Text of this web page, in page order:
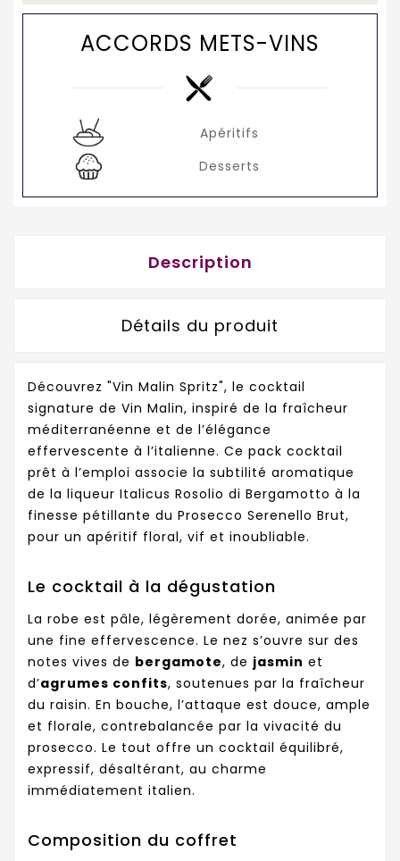
ACCORDS METS-VINS
Apéritifs
Desserts
Description
Détails du produit
Découvrez "Vin Malin Spritz", le cocktail
signature de Vin Malin, inspiré de la fraîcheur
méditerranéenne et de l’élégance
effervescente à l’italienne. Ce pack cocktail
prêt à l’emploi associe la subtilité aromatique
de la liqueur Italicus Rosolio di Bergamotto à la
finesse pétillante du Prosecco Serenello Brut,
pour un apéritif floral, vif et inoubliable.
Le cocktail à la dégustation
La robe est pâle, légèrement dorée, animée par
une fine effervescence. Le nez s’ouvre sur des
notes vives de bergamote, de jasmin et
d’agrumes confits, soutenues par la fraîcheur
du raisin. En bouche, l’attaque est douce, ample
et florale, contrebalancée par la vivacité du
prosecco. Le tout offre un cocktail équilibré,
expressif, désaltérant, au charme
immédiatement italien.
Composition du coffret